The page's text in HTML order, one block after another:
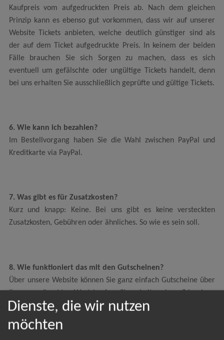
Kaufpreis vom aufgedruckten Preis ab. Nach dem gleichen
Prinzip kann es ebenso gut vorkommen, dass wir auf unserer
Website Tickets anbieten, welche deutlich günstiger sind als
der auf dem Ticket aufgedruckte Preis. In keinem der beiden
Fälle brauchen Sie sich Sorgen zu machen, dass es sich
eventuell um gefälschte oder ungültige Tickets handelt, denn
bei uns erhalten Sie ausschließlich geprüfte und gültige Tickets.
6. Wie kann ich bezahlen?
Im Bestellvorgang haben Sie die Wahl zwischen PayPal und
Kreditkarte via PayPal.
7. Was gibt es für Zusatzkosten?
Kurz und knapp: Keine. Bei uns gibt es keine versteckten
Zusatzkosten, Gebühren oder ähnliches. So wie es sein soll.
8. Wie funktioniert das mit den Gutscheinen?
Über unsere Website können Sie ganz einfach Gutscheine über
Ihren gewünschten Wert kaufen. Sie erhalten daraufhin einen
Gutscheincode, den Sie für alle Veranstaltungen auf unserer
Website einlösen können. Sie können diesen dann beim
Bestellvorgang ganz einfach einlösen. Falls Sie nicht den
Dienste, die wir nutzen
möchten